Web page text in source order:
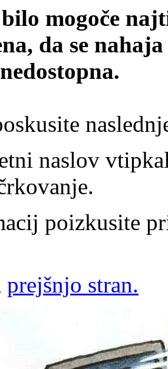
mogoče
da se
naslov
poizkusite
prejšnjo stran.